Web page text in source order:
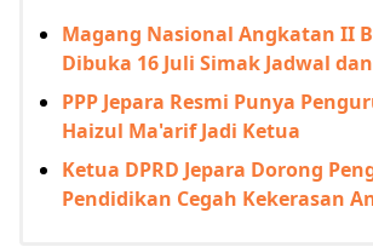
Magang Nasional Angkatan II
Dibuka 16 Juli Simak Jadwal
PPP Jepara Resmi Punya
Haizul Ma'arif Jadi Ketua
Ketua DPRD Jepara Dorong
Pendidikan Cegah Kekerasan